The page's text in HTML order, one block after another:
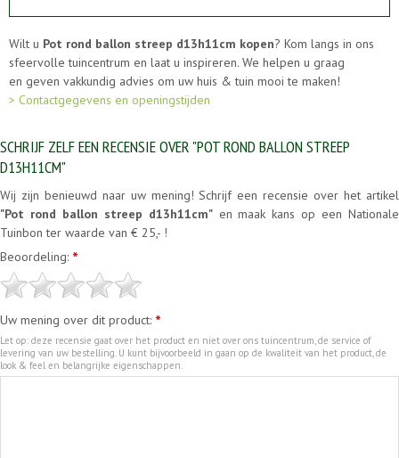
Wilt u Pot rond ballon streep d13h11cm kopen? Kom langs in ons
sfeervolle tuincentrum en laat u inspireren. We helpen u graag
en geven vakkundig advies om uw huis & tuin mooi te maken!
> Contactgegevens en openingstijden
SCHRIJF ZELF EEN RECENSIE OVER "POT ROND BALLON STREEP
D13H11CM"
Wij zijn benieuwd naar uw mening! Schrijf een recensie over het artikel
"Pot rond ballon streep d13h11cm"en maak kans op een Nationale
Tuinbon ter waarde van € 25,- !
Beoordeling: *
Uw mening over dit product: *
Let op: deze recensie gaat over het product en niet over ons tuincentrum, de service of
levering van uw bestelling. U kunt bijvoorbeeld in gaan op de kwaliteit van het product, de
look & feel en belangrijke eigenschappen.